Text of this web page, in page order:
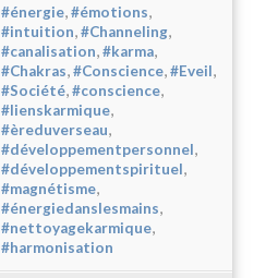
#énergie,#émotions,
#intuition,#Channeling,
#canalisation,#karma,
#Chakras,#Conscience,#Eveil,
#Société,#conscience,
#lienskarmique,
#èreduverseau,
#développementpersonnel,
#développementspirituel,
#magnétisme,
#énergiedanslesmains,
#nettoyagekarmique,
#harmonisation